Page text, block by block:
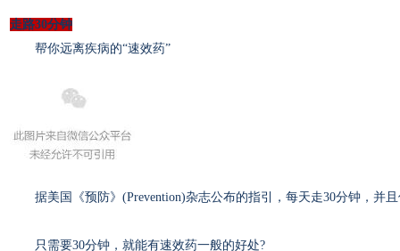
走路30分钟
帮你远离疾病的“速效药”
据美国《预防》(Prevention)杂志公布的指引，每天走30分钟，并
只需要30分钟，就能有速效药一般的好处?